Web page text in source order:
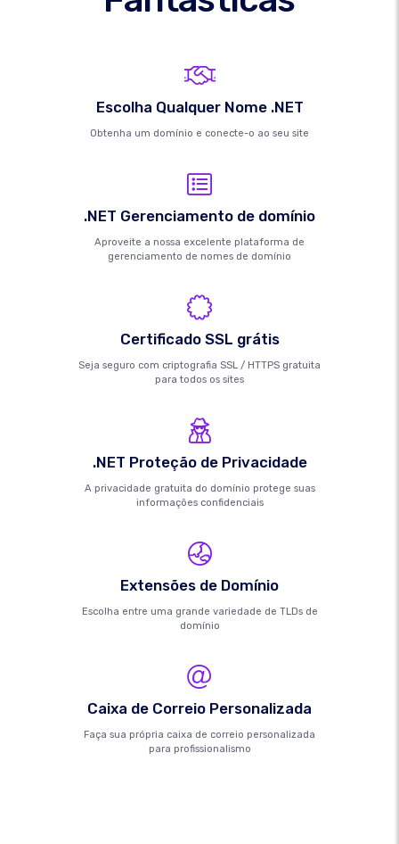
Escolha Qualquer Nome .NET
Obtenha um domínio e conecte-o ao seu site
.NET Gerenciamento de domínio
Aproveite a nossa excelente plataforma de
gerenciamento de nomes de domínio
Certificado SSL grátis
Seja seguro com criptografia SSL / HTTPS gratuita
para todos os sites
.NET Proteção de Privacidade
A privacidade gratuita do domínio protege suas
informações confidenciais
Extensões de Domínio
Escolha entre uma grande variedade de TLDs de
domínio
Caixa de Correio Personalizada
Faça sua própria caixa de correio personalizada
para profissionalismo